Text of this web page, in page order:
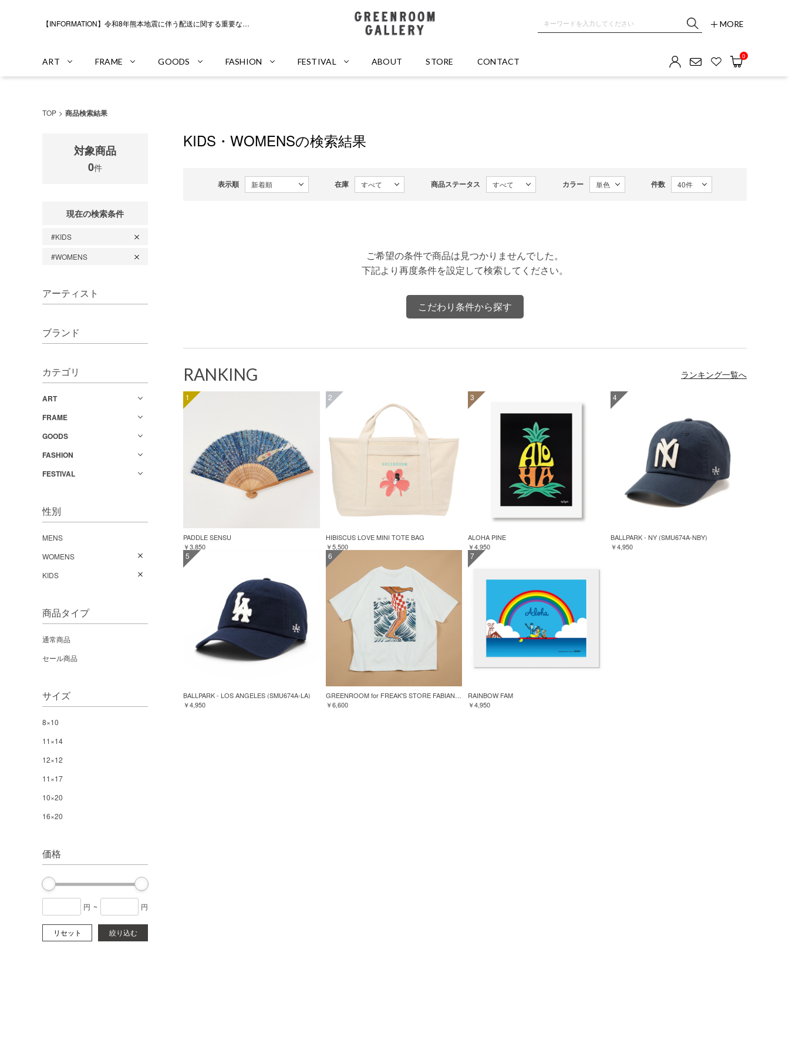
【INFORMATION】令和8年熊本地震に伴う配送に関する重要なお知らせ
MORE
ART FRAME GOODS FASHION FESTIVAL ABOUT STORE CONTACT
0
TOP 商品検索結果
対象商品
0件
現在の検索条件
#KIDS
#WOMENS
アーティスト
ブランド
カテゴリ
ART
FRAME
GOODS
FASHION
FESTIVAL
性別
MENS
WOMENS
KIDS
商品タイプ
通常商品
セール商品
サイズ
8×10
11×14
12×12
11×17
10×20
16×20
価格
円 ~ 円
リセット 絞り込む
KIDS・WOMENSの検索結果
表示順 在庫 商品ステータス カラー 件数
ご希望の条件で商品は見つかりませんでした。
下記より再度条件を設定して検索してください。
こだわり条件から探す
RANKING ランキング一覧へ
1
PADDLE SENSU
￥3,850
2
HIBISCUS LOVE MINI TOTE BAG
￥5,500
3
ALOHA PINE
￥4,950
4
BALLPARK - NY (SMU674A-NBY)
￥4,950
5
BALLPARK - LOS ANGELES (SMU674A-LA)
￥4,950
6
GREENROOM for FREAK'S STORE FABIAN LAVATER S/S TEE
￥6,600
7
RAINBOW FAM
￥4,950